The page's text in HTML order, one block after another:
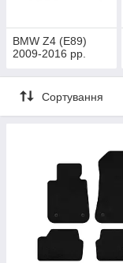
BMW Z4 (E89)
2009-2016 рр.
Сортування